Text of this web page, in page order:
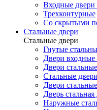
Входные двери
Трехконтурные
Со скрытыми
Стальные двери
Стальные двери
Гнутые
Двери входные
Двери
Стальные
Двери
Дверь
Наружные